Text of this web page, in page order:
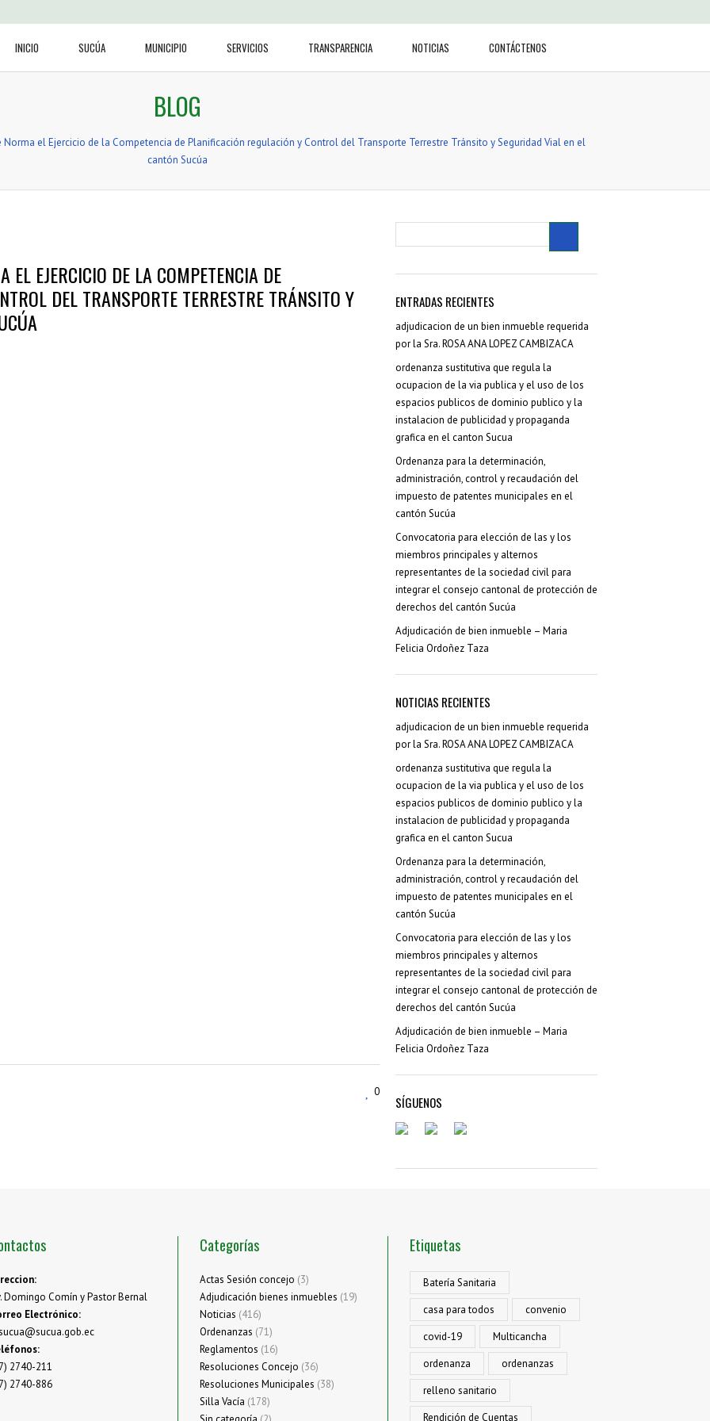
INICIO SUCÚA MUNICIPIO SERVICIOS TRANSPARENCIA NOTICIAS CONTÁCTENOS
BLOG
Norma el Ejercicio de la Competencia de Planificación regulación y Control del Transporte Terrestre Tránsito y Seguridad Vial en el
cantón Sucúa
EL EJERCICIO DE LA COMPETENCIA DE
DEL TRANSPORTE TERRESTRE TRÁNSITO Y
0
ENTRADAS RECIENTES
adjudicacion de un bien inmueble requerida
por la Sra. ROSA ANA LOPEZ CAMBIZACA
ordenanza sustitutiva que regula la
ocupacion de la via publica y el uso de los
espacios publicos de dominio publico y la
instalacion de publicidad y propaganda
grafica en el canton Sucua
Ordenanza para la determinación,
administración, control y recaudación del
impuesto de patentes municipales en el
cantón Sucúa
Convocatoria para elección de las y los
miembros principales y alternos
representantes de la sociedad civil para
integrar el consejo cantonal de protección de
derechos del cantón Sucúa
Adjudicación de bien inmueble – Maria
Felicia Ordoñez Taza
NOTICIAS RECIENTES
adjudicacion de un bien inmueble requerida
por la Sra. ROSA ANA LOPEZ CAMBIZACA
ordenanza sustitutiva que regula la
ocupacion de la via publica y el uso de los
espacios publicos de dominio publico y la
instalacion de publicidad y propaganda
grafica en el canton Sucua
Ordenanza para la determinación,
administración, control y recaudación del
impuesto de patentes municipales en el
cantón Sucúa
Convocatoria para elección de las y los
miembros principales y alternos
representantes de la sociedad civil para
integrar el consejo cantonal de protección de
derechos del cantón Sucúa
Adjudicación de bien inmueble – Maria
Felicia Ordoñez Taza
SÍGUENOS
Domingo Comín y Pastor Bernal
Electrónico:
2740-211
2740-886
Categorías
Actas Sesión concejo (3)
Adjudicación bienes inmuebles (19)
Noticias (416)
Ordenanzas (71)
Reglamentos (16)
Resoluciones Concejo (36)
Resoluciones Municipales (38)
Silla Vacía (178)
Etiquetas
Batería Sanitaria
casa para todos
convenio
covid-19
Multicancha
ordenanza
ordenanzas
relleno sanitario
Rendición de Cuentas